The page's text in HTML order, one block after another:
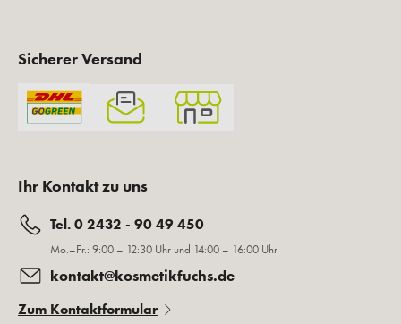
Sicherer Versand
Ihr Kontakt zu uns
Tel. 0 2432 - 90 49 450
Mo.–Fr.: 9:00 – 12:30 Uhr und 14:00 – 16:00 Uhr
kontakt@kosmetikfuchs.de
Zum Kontaktformular